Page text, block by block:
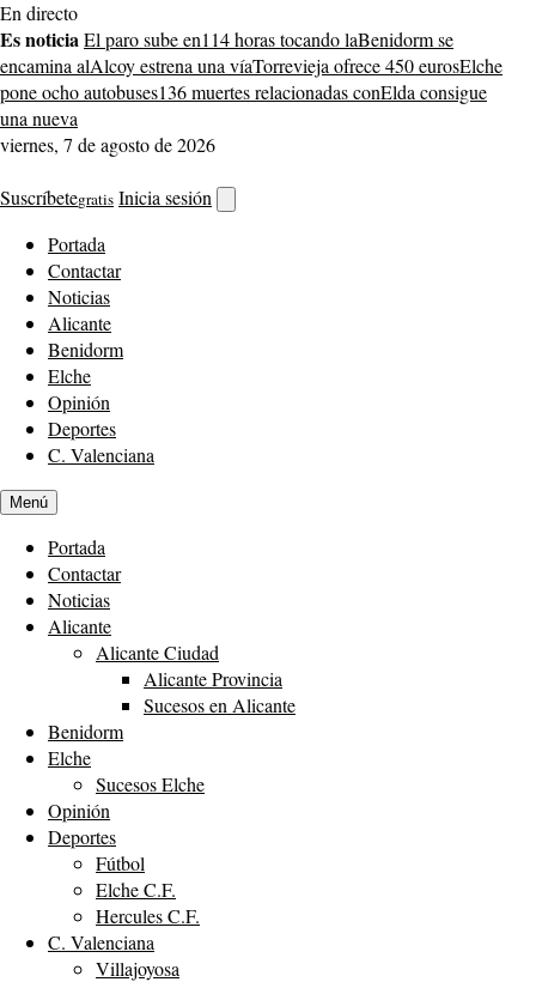
Saltar
al
contenido
En directo
Es noticiaEl paro sube en114 horas tocando laBenidorm se
encamina alAlcoy estrena una víaTorrevieja ofrece 450 eurosElche
pone ocho autobuses136 muertes relacionadas conElda consigue
una nueva
viernes, 7 de agosto de 2026
Suscríbetegratis Inicia sesión
buscador
Portada
Contactar
Noticias
Alicante
Benidorm
Elche
Opinión
Deportes
C. Valenciana
Menú
Portada
Contactar
Noticias
Alicante
Alicante Ciudad
Alicante Provincia
Sucesos en Alicante
Benidorm
Elche
Sucesos Elche
Opinión
Deportes
Fútbol
Elche C.F.
Hercules C.F.
C. Valenciana
Villajoyosa